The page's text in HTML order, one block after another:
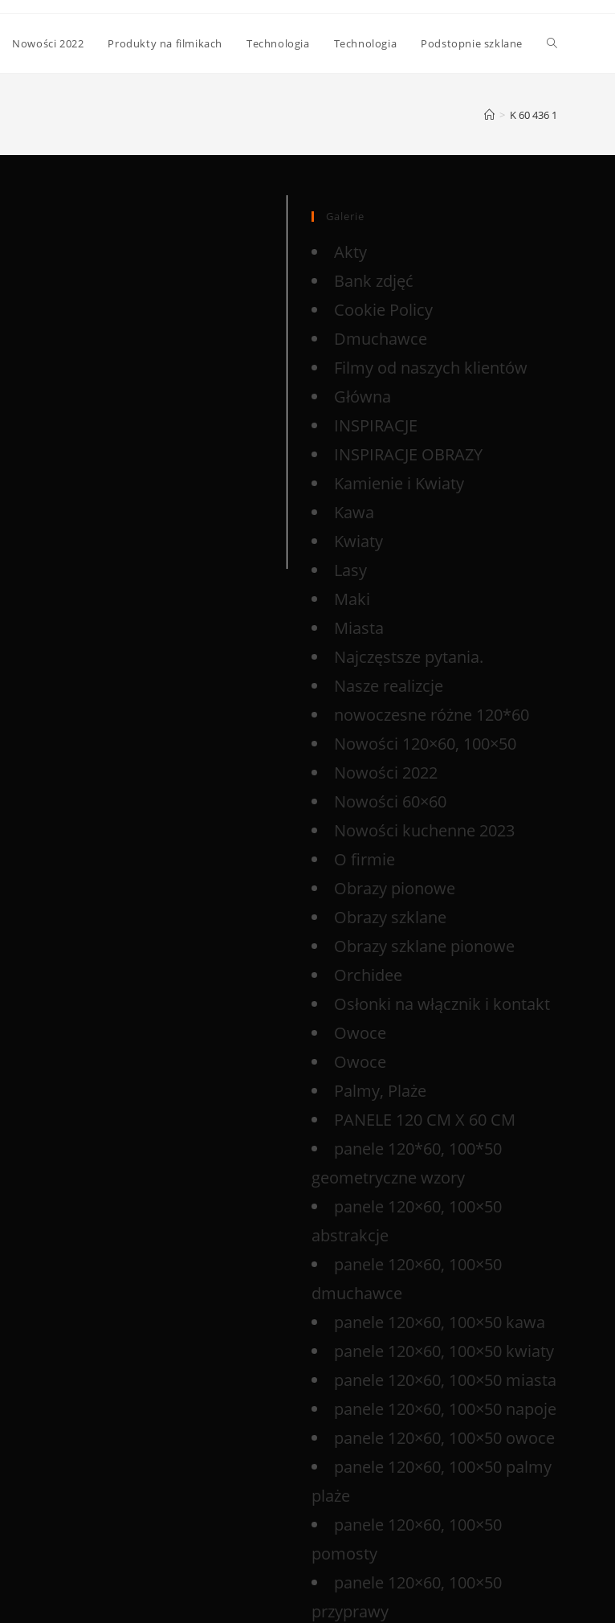
Nowości 2022 Produkty na filmikach Technologia Technologia Podstopnie szklane
> K 60 436 1
Galerie
Akty
Bank zdjęć
Cookie Policy
Dmuchawce
Filmy od naszych klientów
Główna
INSPIRACJE
INSPIRACJE OBRAZY
Kamienie i Kwiaty
Kawa
Kwiaty
Lasy
Maki
Miasta
Najczęstsze pytania.
Nasze realizcje
nowoczesne różne 120*60
Nowości 120×60, 100×50
Nowości 2022
Nowości 60×60
Nowości kuchenne 2023
O firmie
Obrazy pionowe
Obrazy szklane
Obrazy szklane pionowe
Orchidee
Osłonki na włącznik i kontakt
Owoce
Owoce
Palmy, Plaże
PANELE 120 CM X 60 CM
panele 120*60, 100*50
geometryczne wzory
panele 120×60, 100×50
abstrakcje
panele 120×60, 100×50
dmuchawce
panele 120×60, 100×50 kawa
panele 120×60, 100×50 kwiaty
panele 120×60, 100×50 miasta
panele 120×60, 100×50 napoje
panele 120×60, 100×50 owoce
panele 120×60, 100×50 palmy
plaże
panele 120×60, 100×50
pomosty
panele 120×60, 100×50
przyprawy